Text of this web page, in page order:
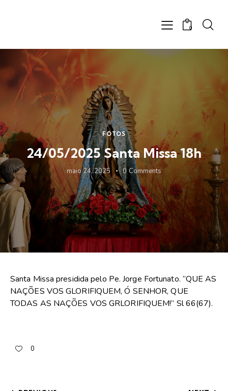
0
FOTOS
24/05/2025 Santa Missa 18h
maio 24, 2025 0 Comments
Santa Missa presidida pelo Pe. Jorge Fortunato. “QUE AS
NAÇÕES VOS GLORIFIQUEM, Ó SENHOR, QUE
TODAS AS NAÇÕES VOS GRLORIFIQUEM!” Sl 66(67).
0